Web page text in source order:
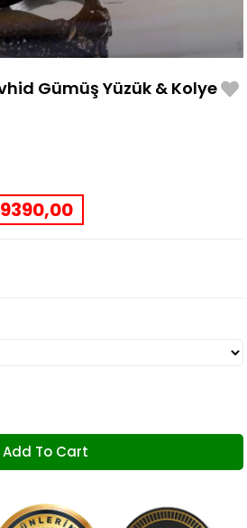
Gümüş Yüzük & Kolye